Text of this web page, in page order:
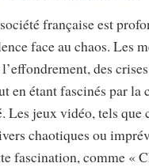
française est
face au chaos. Les
des
en étant fascinés par la
Les jeux vidéo, tels que
chaotiques ou
fascination, comme «